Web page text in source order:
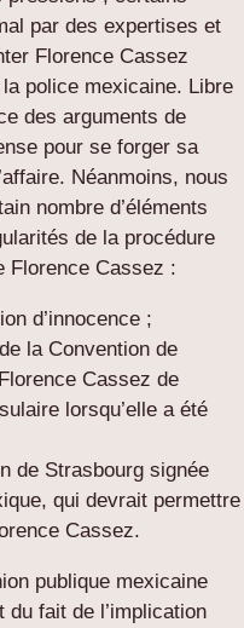
par des expertises et
Florence Cassez
police mexicaine. Libre
des arguments de
pour se forger sa
Néanmoins, nous
nombre d’éléments
de la procédure
Florence Cassez :
d’innocence ;
la Convention de
Cassez de
lorsqu’elle a été
de Strasbourg signée
qui devrait permettre
Cassez.
publique mexicaine
fait de l’implication